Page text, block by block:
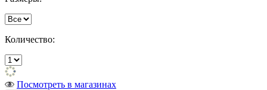
Количество:
Посмотреть в магазинах